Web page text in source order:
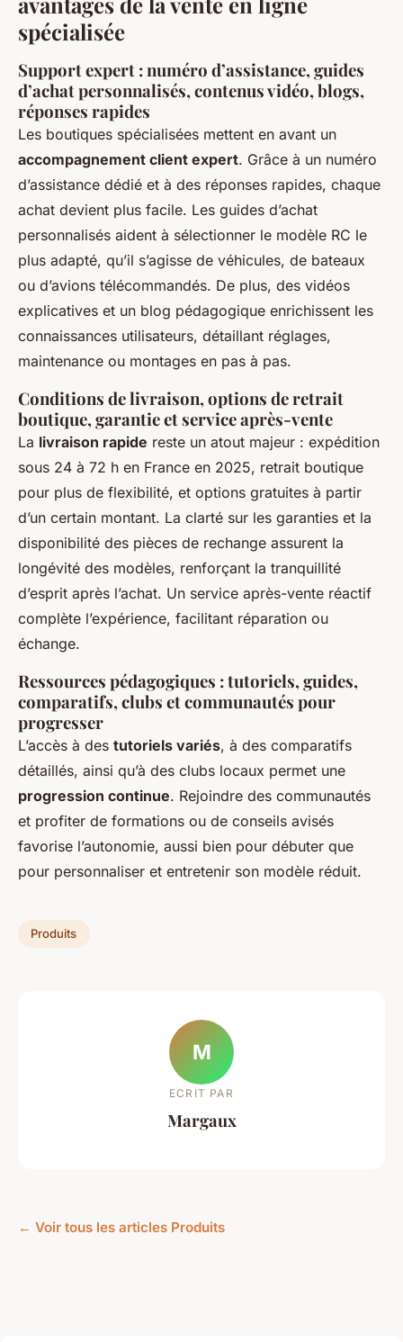
spécialisée
Support expert : numéro d’assistance, guides
d’achat personnalisés, contenus vidéo, blogs,
réponses rapides
Les boutiques spécialisées mettent en avant un
accompagnement client expert. Grâce à un numéro
d’assistance dédié et à des réponses rapides, chaque
achat devient plus facile. Les guides d’achat
personnalisés aident à sélectionner le modèle RC le
plus adapté, qu’il s’agisse de véhicules, de bateaux
ou d’avions télécommandés. De plus, des vidéos
explicatives et un blog pédagogique enrichissent les
connaissances utilisateurs, détaillant réglages,
maintenance ou montages en pas à pas.
Conditions de livraison, options de retrait
boutique, garantie et service après-vente
La livraison rapide reste un atout majeur : expédition
sous 24 à 72 h en France en 2025, retrait boutique
pour plus de flexibilité, et options gratuites à partir
d’un certain montant. La clarté sur les garanties et la
disponibilité des pièces de rechange assurent la
longévité des modèles, renforçant la tranquillité
d’esprit après l’achat. Un service après-vente réactif
complète l’expérience, facilitant réparation ou
échange.
Ressources pédagogiques : tutoriels, guides,
comparatifs, clubs et communautés pour
progresser
L’accès à des tutoriels variés, à des comparatifs
détaillés, ainsi qu’à des clubs locaux permet une
progression continue. Rejoindre des communautés
et profiter de formations ou de conseils avisés
favorise l’autonomie, aussi bien pour débuter que
pour personnaliser et entretenir son modèle réduit.
Produits
M
ECRIT PAR
Margaux
← Voir tous les articles Produits